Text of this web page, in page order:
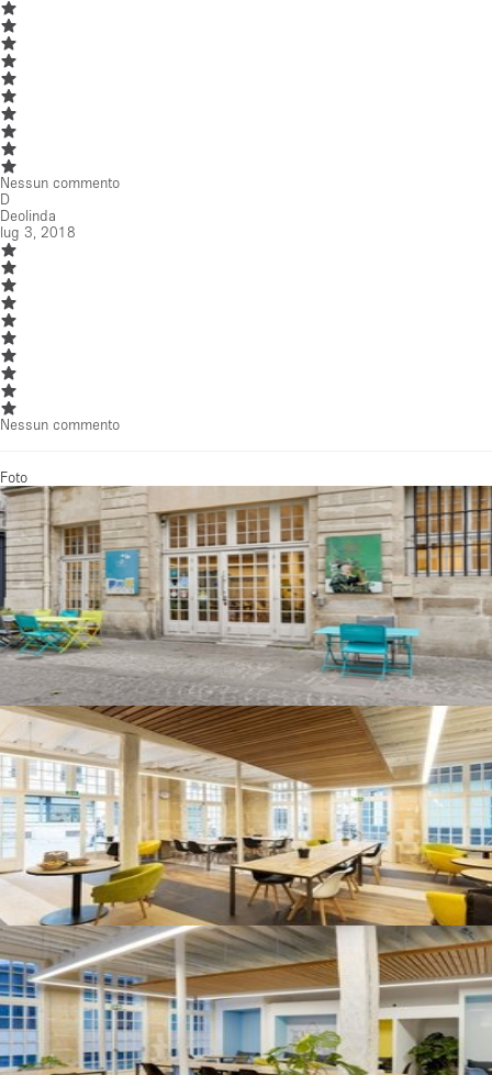
Nessun commento
D
Deolinda
lug 3, 2018
Nessun commento
Foto